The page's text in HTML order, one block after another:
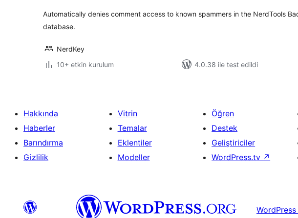
Automatically denies comment access to known spammers in the NerdTools
database.
NerdKey
10+ etkin kurulum
4.0.38 ile test edildi
Hakkında
Haberler
Barındırma
Gizlilik
Vitrin
Temalar
Eklentiler
Modeller
Öğren
Destek
Geliştiriciler
WordPress.tv ↗